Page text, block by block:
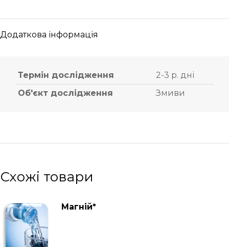
Додаткова інформація
Термін дослідження
2-3 р. дні
Об'єкт дослідження
Змиви
Схожі товари
Магній*